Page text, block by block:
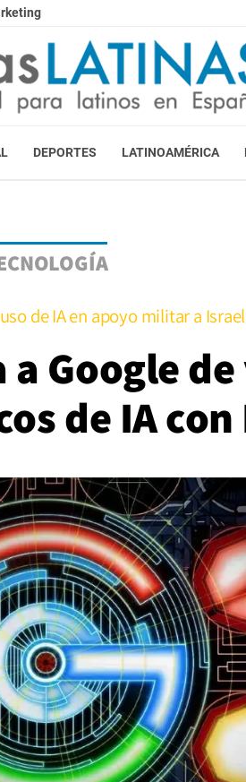
DEPORTES LATINOAMÉRICA
de IA en apoyo militar a
Google
de IA